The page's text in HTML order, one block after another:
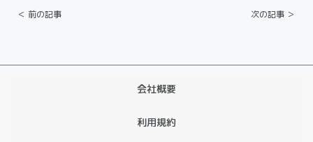
＜ 前の記事 次の記事 ＞
会社概要
利用規約